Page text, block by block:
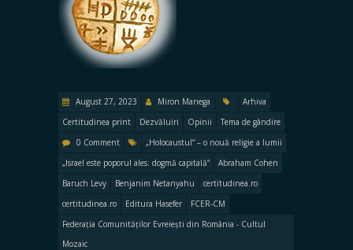
August 27, 2023 Miron Manega
Arhiva
Certitudinea print
Dezvăluiri Opinii
Tema de gândire
0 Comment
„Holocaustul“ – o nouă religie a lumii
„Israel este poporul ales: dogmă capitală“
Abraham Cohen
Baruch Levy
Benjanim Netanyahu
certitudinea.ro
certitudinea.ro
Editura Hasefer
FCER-CM
Federația Comunităților Evreiești din România - Cultul
Mozaic